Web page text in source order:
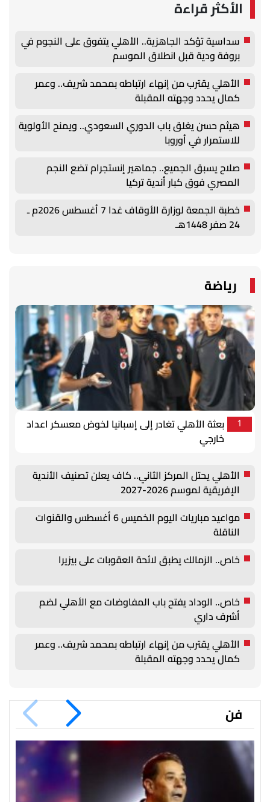
الأكثر قراءة
سداسية تؤكد الجاهزية.. الأهلي يتفوق على النجوم في
بروفة ودية قبل انطلاق الموسم
الأهلي يقترب من إنهاء ارتباطه بمحمد شريف.. وعمر
كمال يحدد وجهته المقبلة
هيثم حسن يغلق باب الدوري السعودي.. ويمنح الأولوية
للاستمرار في أوروبا
صلاح يسبق الجميع.. جماهير إنستجرام تضع النجم
المصري فوق كبار أندية تركيا
خطبة الجمعة لوزارة الأوقاف غدا 7 أغسطس 2026م ـ
24 صفر 1448هـ
رياضة
1
بعثة الأهلي تغادر إلى إسبانيا لخوض معسكر اعداد
خارجي
الأهلي يحتل المركز الثاني.. كاف يعلن تصنيف الأندية
الإفريقية لموسم 2026-2027
مواعيد مباريات اليوم الخميس 6 أغسطس والقنوات
الناقلة
خاص.. الزمالك يطبق لائحة العقوبات على بيزيرا
خاص.. الوداد يفتح باب المفاوضات مع الأهلي لضم
أشرف داري
الأهلي يقترب من إنهاء ارتباطه بمحمد شريف.. وعمر
كمال يحدد وجهته المقبلة
فن